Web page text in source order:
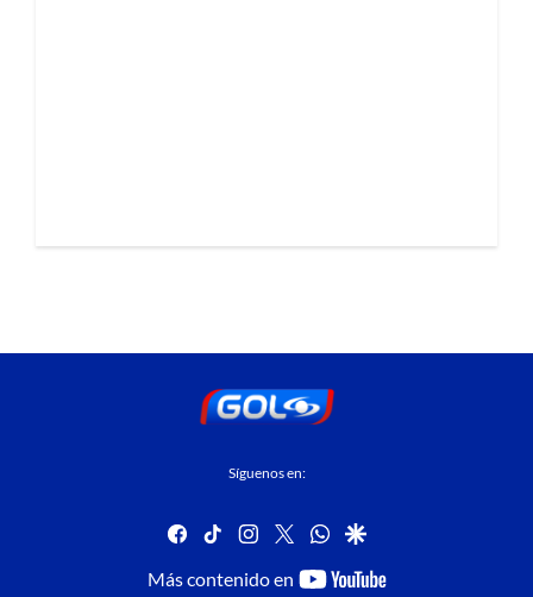
Síguenos en:
facebook
tiktok instagram
twitterwhatsapp
google
Más contenido en
youtube-